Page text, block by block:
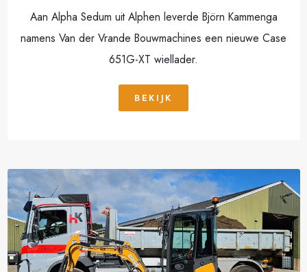
Aan Alpha Sedum uit Alphen leverde Björn Kammenga
namens Van der Vrande Bouwmachines een nieuwe Case
651G-XT wiellader.
BEKIJK